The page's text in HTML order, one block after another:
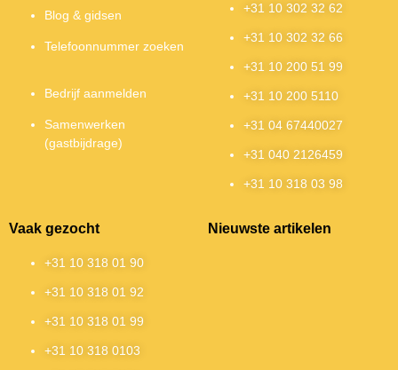
Blog & gidsen
Telefoonnummer zoeken
Bedrijf aanmelden
Samenwerken
(gastbijdrage)
+31 10 302 32 62
+31 10 302 32 66
+31 10 200 51 99
+31 10 200 5110
+31 04 67440027
+31 040 2126459
+31 10 318 03 98
Vaak gezocht
+31 10 318 01 90
+31 10 318 01 92
+31 10 318 01 99
+31 10 318 0103
Nieuwste artikelen